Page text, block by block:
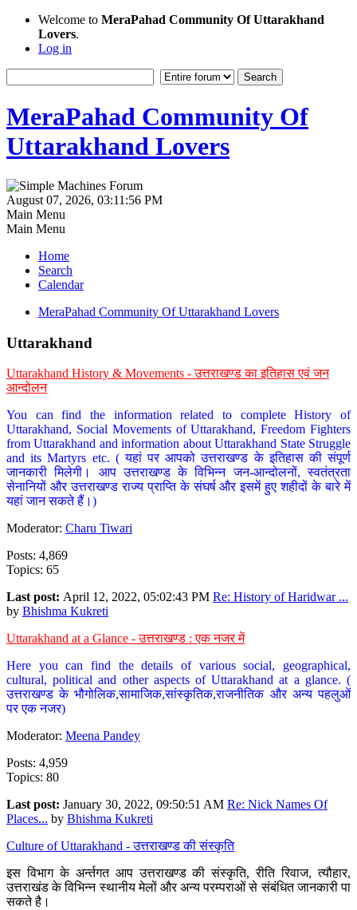
Welcome to MeraPahad Community Of Uttarakhand
Lovers.
Log in
MeraPahad Community Of
Uttarakhand Lovers
August 07, 2026, 03:11:56 PM
Main Menu
Main Menu
Home
Search
Calendar
MeraPahad Community Of Uttarakhand Lovers
Uttarakhand
Uttarakhand History & Movements - उत्तराखण्ड का इतिहास एवं जन
आन्दोलन
You can find the information related to complete History of
Uttarakhand, Social Movements of Uttarakhand, Freedom Fighters
from Uttarakhand and information about Uttarakhand State Struggle
and its Martyrs etc. ( यहां पर आपको उत्तराखण्ड के इतिहास की संपूर्ण
जानकारी मिलेगी। आप उत्तराखण्ड के विभिन्न जन-आन्दोलनों, स्वतंत्रता
सेनानियों और उत्तराखण्ड राज्य प्राप्ति के संघर्ष और इसमें हुए शहीदों के बारे में
यहां जान सकते हैं।)
Moderator: Charu Tiwari
Posts: 4,869
Topics: 65
Last post: April 12, 2022, 05:02:43 PM Re: History of Haridwar ...
by Bhishma Kukreti
Uttarakhand at a Glance - उत्तराखण्ड : एक नजर में
Here you can find the details of various social, geographical,
cultural, political and other aspects of Uttarakhand at a glance. (
उत्तराखण्ड के भौगोलिक,सामाजिक,सांस्कृतिक,राजनीतिक और अन्य पहलुओं
पर एक नजर)
Moderator: Meena Pandey
Posts: 4,959
Topics: 80
Last post: January 30, 2022, 09:50:51 AM Re: Nick Names Of
Places... by Bhishma Kukreti
Culture of Uttarakhand - उत्तराखण्ड की संस्कृति
इस विभाग के अर्न्तगत आप उत्तराखण्ड की संस्कृति, रीति रिवाज, त्यौहार,
उत्तराखंड के विभिन्न स्थानीय मेलों और अन्य परम्पराओं से संबंधित जानकारी पा
सकते है।